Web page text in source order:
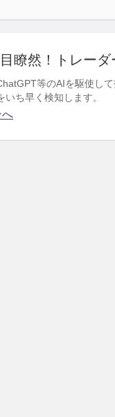
瞭然！トレーダ
等のAIを駆使し
ち早く検知します。
へ